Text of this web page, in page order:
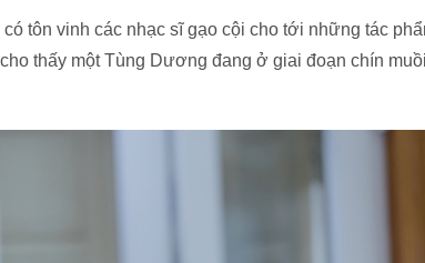
có tôn vinh các nhạc sĩ gạo cội cho tới những tác
thấy một Tùng Dương đang ở giai đoạn chín